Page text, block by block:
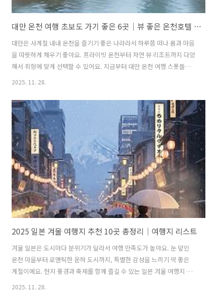
대만 온천 여행 초보도 가기 좋은 6곳｜뷰 좋은 온천호텔 모음
대만은 사계절 내내 온천을 즐기기 좋은 나라라서 하루쯤 떠나 몸과 마음
을 따뜻하게 채우기 좋아요. 프라이빗 온천부터 자연 뷰 리조트까지 다양
해서 취향에 맞게 선택할 수 있어요. 지금부터 대만 온천 여행 스폿들을
하나씩 소개해볼게요! 목차대만 스프링 시티 리조트 온천 매력양명산 티
골든 핫스프링 호텔 온천 매력더 가이아 호텔 온천 매력자오시 한무 온천
호텔 온천 매력 대만 스프링 시티 리조트 온천 매력스프링 시티 리조트는
수건, 슬리퍼 등 편의용품이 잘 준비돼 있어 수영복만 챙기면 바로 온천
을 즐길 수 있어요. 신베이터우역과 베이터우역에서 셔틀이 운행돼 접근
성도 좋고 당일치기 여행으로도 딱 좋아요.📍 위치: No. 18號, Youya..
2025. 11. 28.
2025 일본 겨울 여행지 추천 10곳 총정리｜여행지 리스트
겨울 일본은 도시마다 분위기가 달라서 여행 만족도가 높아요. 눈 덮인
온천 마을부터 로맨틱한 운하 도시까지, 특별한 감성을 느끼기 딱 좋은
계절이에요. 현지 풍경과 축제를 함께 즐길 수 있는 일본 겨울 여행지 10
곳을 자세히 정리해봤어요! 목차시라카와고 겨울 특징 & 주요 명소야마
2025. 11. 28.